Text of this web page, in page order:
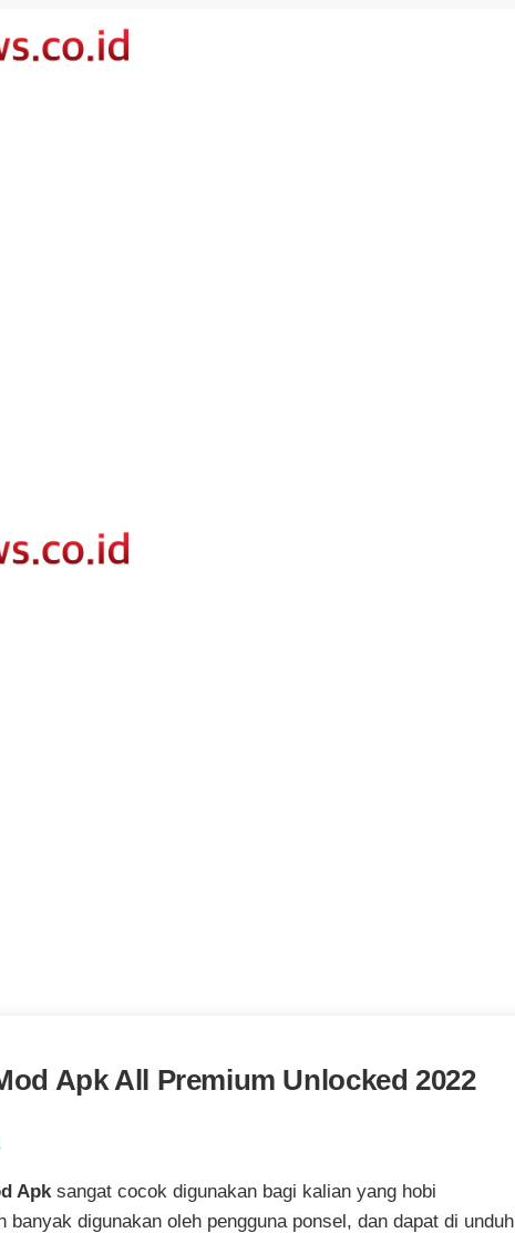
Apk All Premium Unlocked 2022
Apksangat cocok digunakan bagi kalian yang hobi
digunakan oleh pengguna ponsel, dan dapat di unduh